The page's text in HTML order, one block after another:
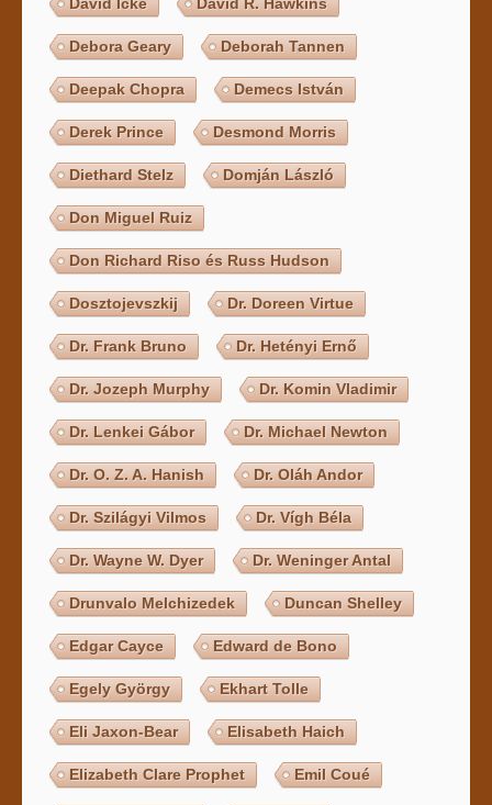
Debora Geary Deborah Tannen
Deepak Chopra Demecs István
Derek Prince Desmond Morris
Diethard Stelz Domján László
Don Miguel Ruiz
Don Richard Riso és Russ Hudson
Dosztojevszkij Dr. Doreen Virtue
Dr. Frank Bruno Dr. Hetényi Ernő
Dr. Jozeph Murphy Dr. Komin Vladimir
Dr. Lenkei Gábor Dr. Michael Newton
Dr. O. Z. A. Hanish Dr. Oláh Andor
Dr. Szilágyi Vilmos Dr. Vígh Béla
Dr. Wayne W. Dyer Dr. Weninger Antal
Drunvalo Melchizedek Duncan Shelley
Edgar Cayce Edward de Bono
Egely György Ekhart Tolle
Eli Jaxon-Bear Elisabeth Haich
Elizabeth Clare Prophet Emil Coué